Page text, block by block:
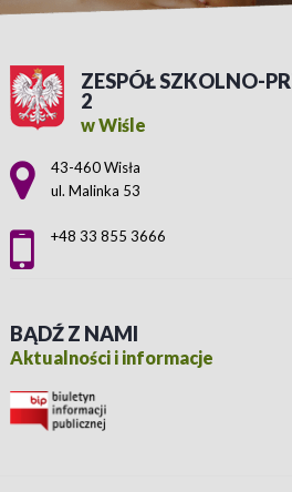
ZESPÓŁ SZKOLNO-
2
w Wiśle
Adres pocztowy:
43-460 Wisła
ul. Malinka 53
+48 33 855 3666
BĄDŹ Z NAMI
Aktualności i informacje